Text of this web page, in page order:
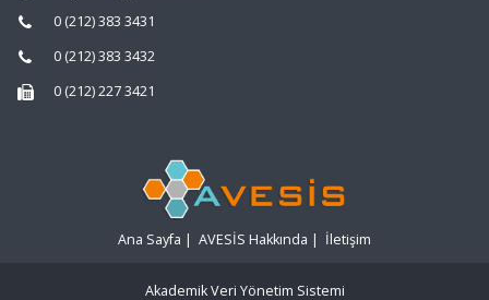
0 (212) 383 3431
0 (212) 383 3432
0 (212) 227 3421
Ana Sayfa | AVESİS Hakkında | İletişim
Akademik Veri Yönetim Sistemi